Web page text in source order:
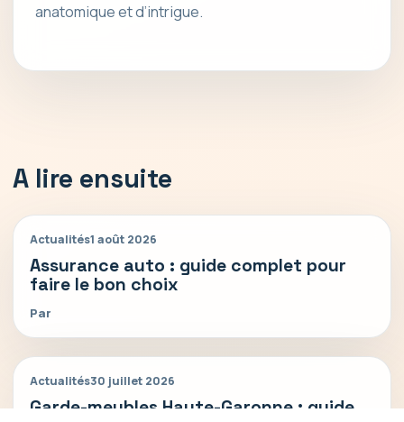
anatomique et d’intrigue.
A lire ensuite
Actualités1 août 2026
Assurance auto : guide complet pour
faire le bon choix
Par
Actualités30 juillet 2026
Garde-meubles Haute-Garonne : guide